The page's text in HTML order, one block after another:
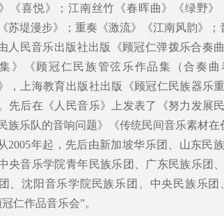
《喜悦》；江南丝竹《春晖曲》《绿野
苏堤漫步》；重奏《激流》《江南风韵》；
人民音乐出版社出版《顾冠仁弹拨乐合奏
》《顾冠仁民族管弦乐作品集（合奏
，上海教育出版社出版《顾冠仁民族器乐
先后在《人民音乐》上发表了《努力发展
族乐队的音响问题》《传统民间音乐素材在
2005年起，先后由新加坡华乐团、山东民
央音乐学院青年民族乐团、广东民族乐团
、沈阳音乐学院民族乐团、中央民族乐
仁作品音乐会”。